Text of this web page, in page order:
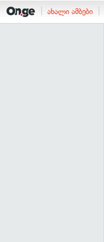
ახალი ამბები